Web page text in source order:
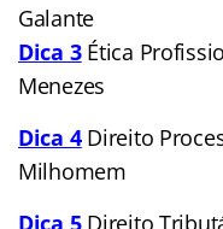
Galante
Dica 3Ética
Menezes
Dica 4Direito
Milhomem
Dica 5 Direito